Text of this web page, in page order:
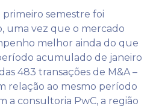
primeiro semestre foi
uma vez que o mercado
melhor ainda do que
acumulado de janeiro
483 transações de M&A –
relação ao mesmo período
a consultoria PwC, a região